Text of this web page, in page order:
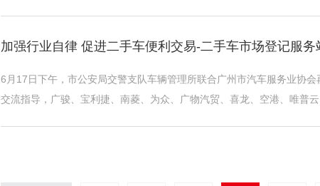
加强行业自律 促进二手车便利交易-二手车市场登记服
6月17日下午，市公安局交警支队车辆管理所联合广州市汽车服务业协
交流指导，广骏、宝利捷、南菱、为众、广物汽贸、喜龙、空港、唯普